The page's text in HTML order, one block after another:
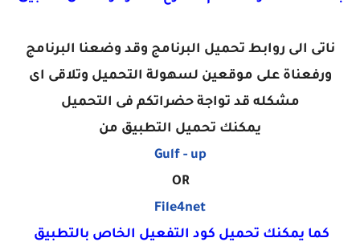
ناتى الى روابط تحميل البرنامج وقد وضعنا البرنامج
ورفعناة على موقعين لسهولة التحميل وتلاقى اى
مشكله قد تواجة حضراتكم فى التحميل
يمكنك تحميل التطبيق من
Gulf - up
OR
File4net
كما يمكنك تحميل كود التفعيل الخاص بالتطبيق